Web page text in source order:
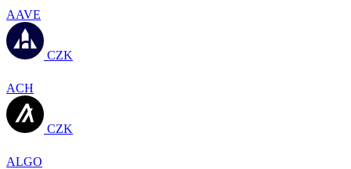
AAVE
CZK
ACH
CZK
ALGO